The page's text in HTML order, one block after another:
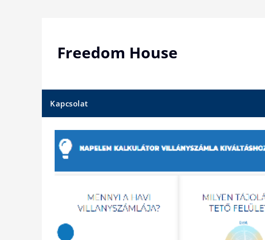
Freedom House
Kapcsolat